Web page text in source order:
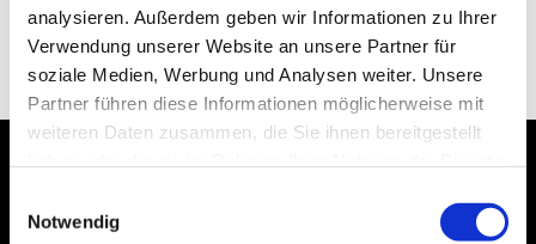
analysieren. Außerdem geben wir Informationen zu Ihrer
Verwendung unserer Website an unsere Partner für
soziale Medien, Werbung und Analysen weiter. Unsere
Partner führen diese Informationen möglicherweise mit
weiteren Daten zusammen, die Sie ihnen bereitgestellt
Notwendig